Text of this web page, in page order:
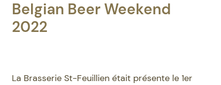
Belgian Beer Weekend
2022
La Brasserie St-Feuillien était présente le 1er